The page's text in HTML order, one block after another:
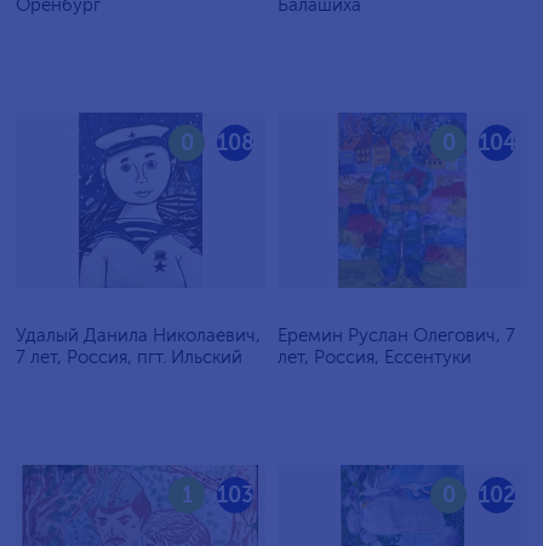
Оренбург
Балашиха
108
0
Удалый Данила Николаевич,
7 лет, Россия, пгт. Ильский
104
0
Еремин Руслан Олегович, 7
лет, Россия, Ессентуки
103
1 102
0